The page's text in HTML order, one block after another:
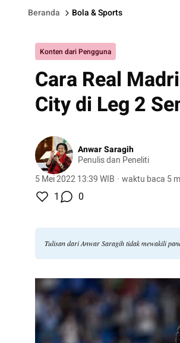
Beranda Bola & Sports
Konten dari Pengguna
Cara Real
City di Leg 2
Anwar Saragih
Penulis dan Peneliti
5 Mei 2022 13:39 WIB · waktu baca 5
1 0
Tulisan dari Anwar Saragih tidak mewakili